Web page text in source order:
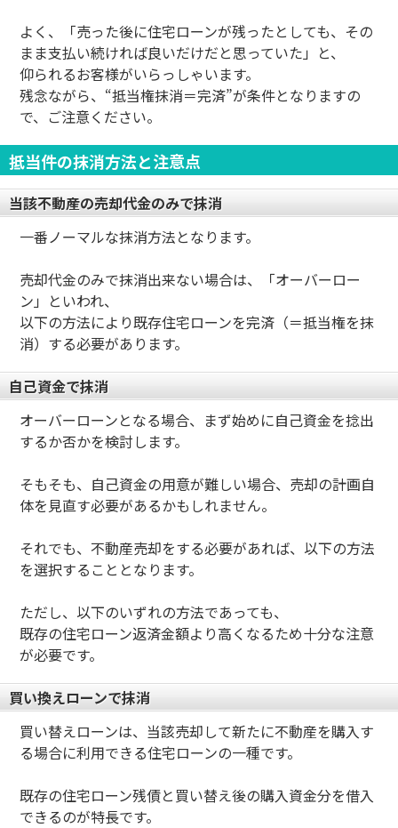
よく、「売った後に住宅ローンが残ったとしても、その
まま支払い続ければ良いだけだと思っていた」と、
仰られるお客様がいらっしゃいます。
残念ながら、“抵当権抹消＝完済”が条件となりますの
で、ご注意ください。
抵当件の抹消方法と注意点
当該不動産の売却代金のみで抹消
一番ノーマルな抹消方法となります。
売却代金のみで抹消出来ない場合は、「オーバーロー
ン」といわれ、
以下の方法により既存住宅ローンを完済（＝抵当権を抹
消）する必要があります。
自己資金で抹消
オーバーローンとなる場合、まず始めに自己資金を捻出
するか否かを検討します。
そもそも、自己資金の用意が難しい場合、売却の計画自
体を見直す必要があるかもしれません。
それでも、不動産売却をする必要があれば、以下の方法
を選択することとなります。
ただし、以下のいずれの方法であっても、
既存の住宅ローン返済金額より高くなるため十分な注意
が必要です。
買い換えローンで抹消
買い替えローンは、当該売却して新たに不動産を購入す
る場合に利用できる住宅ローンの一種です。
既存の住宅ローン残債と買い替え後の購入資金分を借入
できるのが特長です。